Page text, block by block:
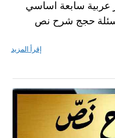
سابعة اساسي
حجج شرح نص
إقرأ المزيد